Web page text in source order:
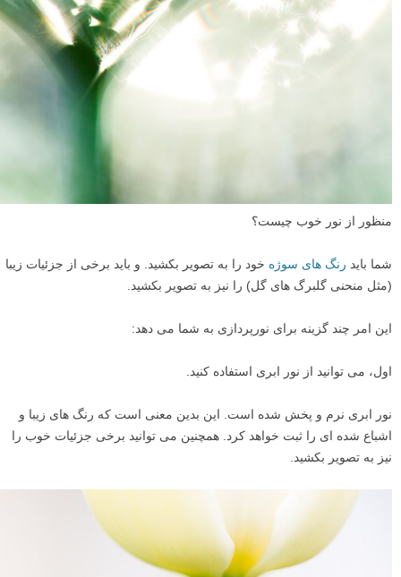
منظور از نور خوب چیست؟
شما باید رنگ های سوژه خود را به تصویر بکشید. و باید برخی از جزئیات زیبا
(مثل منحنی گلبرگ های گل) را نیز به تصویر بکشید.
این امر چند گزینه برای نورپردازی به شما می دهد:
اول، می توانید از نور ابری استفاده کنید.
نور ابری نرم و پخش شده است. این بدین معنی است که رنگ های زیبا و
اشباع شده ای را ثبت خواهد کرد. همچنین می توانید برخی جزئیات خوب را
نیز به تصویر بکشید.